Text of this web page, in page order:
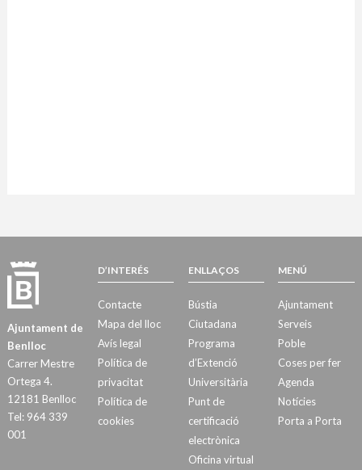
Ajuntament de
Benlloc
Carrer Mestre
Ortega 4.
12181 Benlloc
Tel: 964 339
001
D’INTERÉS
Contacte
Mapa del lloc
Avís legal
Política de
privacitat
Política de
cookies
ENLLAÇOS
Bústia
Ciutadana
Programa
d’Extenció
Universitària
Punt de
certificació
electrònica
Oficina virtual
MENÚ
Ajuntament
Serveis
Poble
Coses per fer
Agenda
Notícies
Porta a Porta